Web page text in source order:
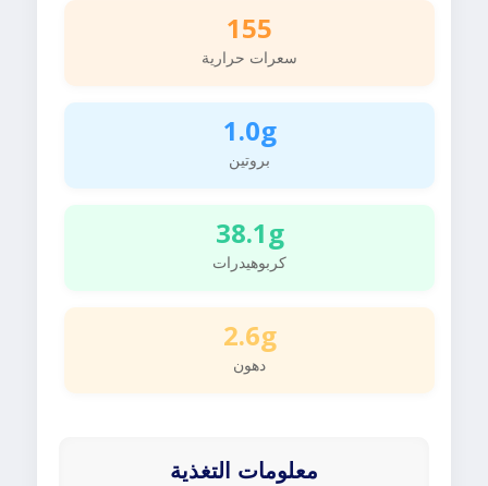
155
سعرات حرارية
1.0g
بروتين
38.1g
كربوهيدرات
2.6g
دهون
معلومات التغذية